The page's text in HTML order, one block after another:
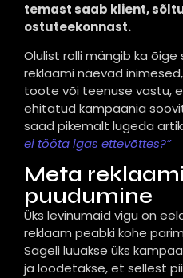
temast saab klient,
ostuteekonnast.
Olulist rolli mängib ka õige
reklaami näevad
toote või teenuse vastu,
ehitatud kampaania
saad pikemalt lugeda
ei tööta igas ettevõttes?”
Meta
puudumine
Üks levinumaid vigu on
reklaam peabki kohe
Sageli luuakse üks
ja loodetakse, et sellest